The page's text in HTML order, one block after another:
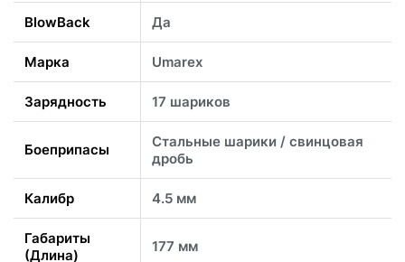
BlowBack Да
Марка Umarex
Зарядность 17 шариков
Боеприпасы
Стальные шарики / свинцовая
дробь
Калибр 4.5 мм
Габариты
(Длина)
177 мм